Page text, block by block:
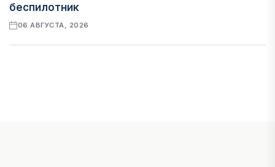
беспилотник
06 АВГУСТА, 2026